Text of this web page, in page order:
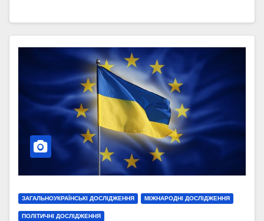
ЗАГАЛЬНОУКРАЇНСЬКІ ДОСЛІДЖЕННЯ МІЖНАРОДНІ ДОСЛІДЖЕННЯ
ПОЛІТИЧНІ ДОСЛІДЖЕННЯ